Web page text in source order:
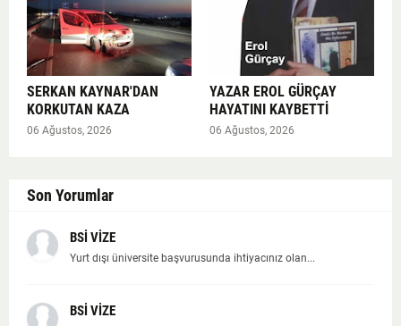
SERKAN KAYNAR'DAN
KORKUTAN KAZA
06 Ağustos, 2026
YAZAR EROL GÜRÇAY
HAYATINI KAYBETTİ
06 Ağustos, 2026
Son Yorumlar
BSİ VİZE
Yurt dışı üniversite başvurusunda ihtiyacınız olan...
BSİ VİZE